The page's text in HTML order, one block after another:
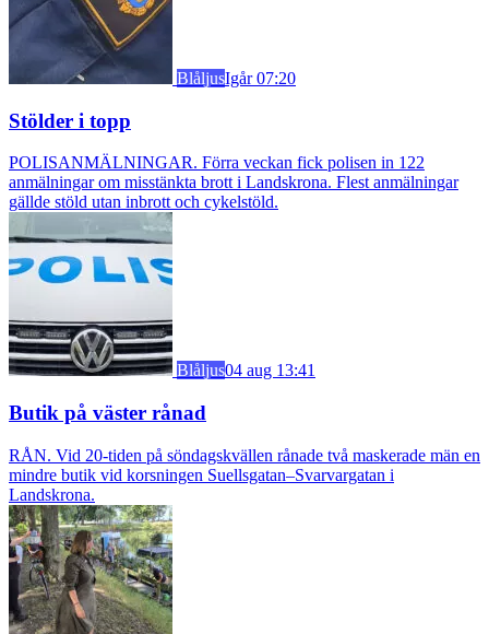
BlåljusIgår 07:20
Stölder i topp
POLISANMÄLNINGAR. Förra veckan fick polisen in 122
anmälningar om misstänkta brott i Landskrona. Flest anmälningar
gällde stöld utan inbrott och cykelstöld.
Blåljus04 aug 13:41
Butik på väster rånad
RÅN. Vid 20-tiden på söndagskvällen rånade två maskerade män en
mindre butik vid korsningen Suellsgatan–Svarvargatan i
Landskrona.